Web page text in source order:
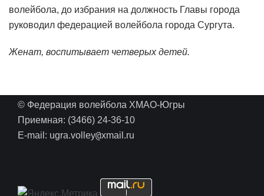
волейбола, до избрания на должность Главы города
руководил федерацией волейбола города Сургута.
Женат, воспитывает четверых детей.
© Федерация волейбола ХМАО-Югры
Приемная: (3466) 24-36-10
E-mail: ugra.volley@xmail.ru